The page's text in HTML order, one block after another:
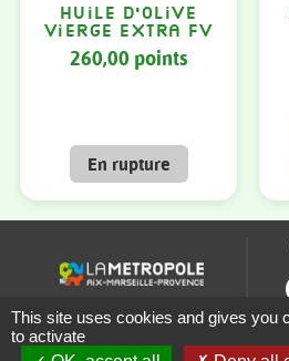
Huile d’olive
vierge extra FV
260,00 points
Un site de la Métropole Aix-
Plan du site
This site uses cookies and gives you
to activate